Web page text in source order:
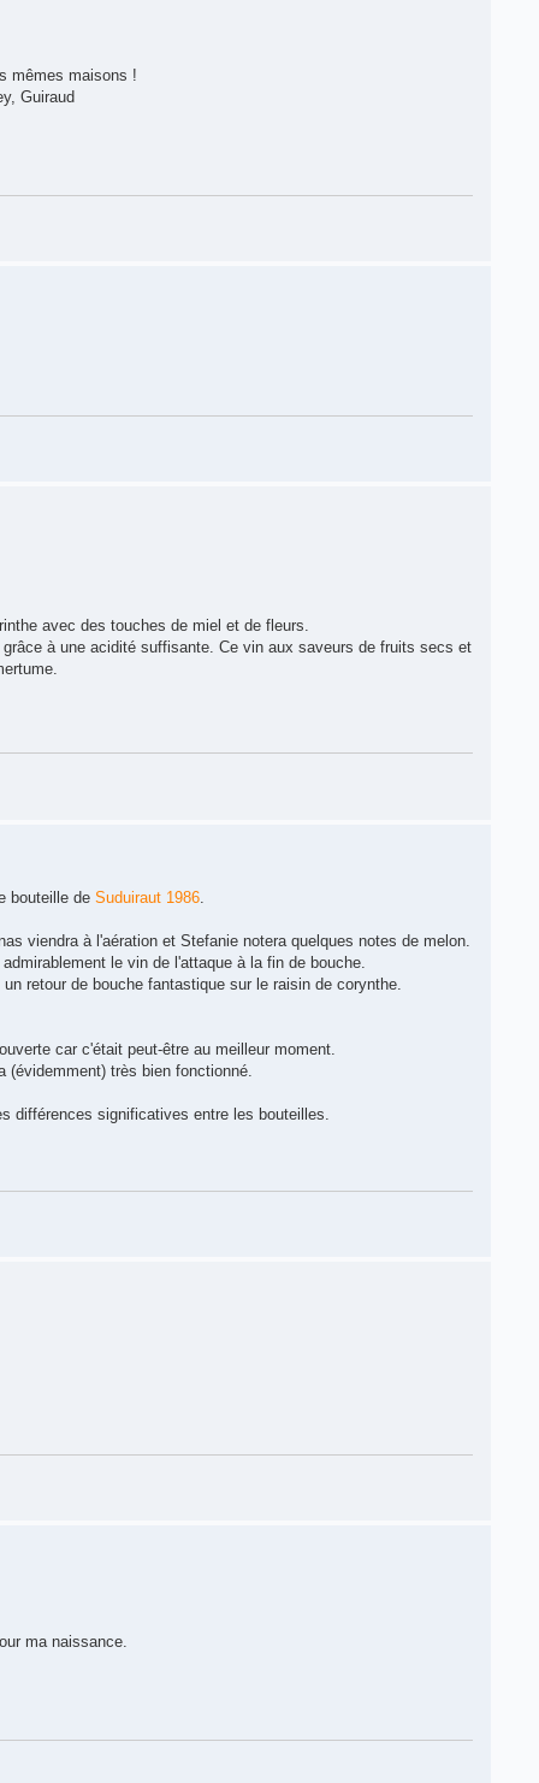
mêmes maisons !
Guiraud
avec des touches de miel et de fleurs.
à une acidité suffisante. Ce vin aux saveurs de fruits secs et
bouteille de Suduiraut 1986.
viendra à l'aération et Stefanie notera quelques notes de melon.
le vin de l'attaque à la fin de bouche.
retour de bouche fantastique sur le raisin de corynthe.
car c'était peut-être au meilleur moment.
(évidemment) très bien fonctionné.
différences significatives entre les bouteilles.
ma naissance.